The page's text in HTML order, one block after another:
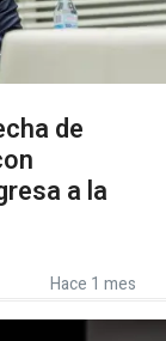
de
a la
Hace 1 mes